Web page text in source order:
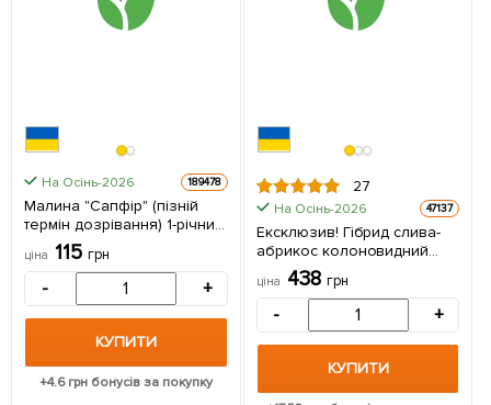
На Осінь-2026 189478
Малина "Сапфір" (пізній
термін дозрівання) 1-річний
ціна 115 грн
- +
КУПИТИ
+4.6грн бонусів за покупку
27
На Осінь-2026 47137
Ексклюзив! Гібрид слива-
абрикос колоновидний
забарвлення від лілового
до бордового "Медіна"
(Medina) (преміальний
супер солодкий сорт,
середній термін
дозрівання) 1 саджанець в
ціна 438 грн
- +
КУПИТИ